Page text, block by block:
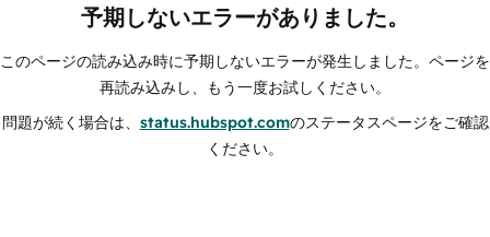
予期しないエラーがありました。
このページの読み込み時に予期しないエラーが発生しました。ページを
再読み込みし、もう一度お試しください。
問題が続く場合は、 status.hubspot.comのステータスページをご確認
ください。